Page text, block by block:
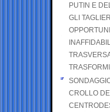
PUTIN E
GLI
CROLLO